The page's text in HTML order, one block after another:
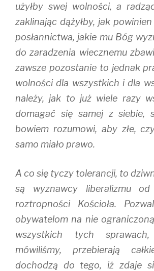
użyłby swej wolności, a
zaklinając dążyłby, jak
posłannictwa, jakie mu Bóg
do zaradzenia wiecznemu
zawsze pozostanie to jednak
wolności dla wszystkich i dla
należy, jak to już wiele razy
domagać się samej z siebie,
bowiem rozumowi, aby złe,
samo miało prawo.
A co się tyczy tolerancji, to
są wyznawcy liberalizmu od
roztropności Kościoła.
obywatelom na nie
wszystkich tych
mówiliśmy, przebierają
dochodzą do tego, iż zdaje